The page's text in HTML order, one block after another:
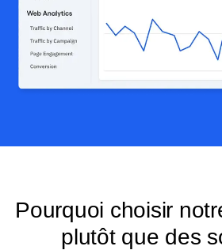
Pourquoi choisir
plutôt que des